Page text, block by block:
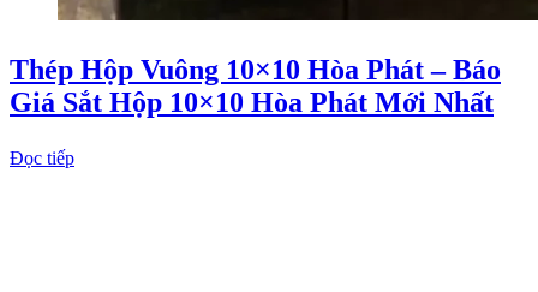
Thép Hộp Vuông 10×10 Hòa Phát – Báo
Giá Sắt Hộp 10×10 Hòa Phát Mới Nhất
Đọc tiếp